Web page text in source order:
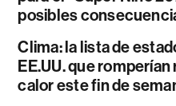
posibles
Clima: la lista de
EE.UU. que
calor este fin de